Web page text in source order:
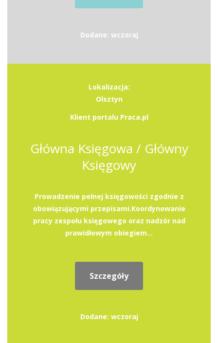
Dodane: wczoraj
Lokalizacja:
Olsztyn
Klient portalu Praca.pl
Główna Księgowa / Główny
Księgowy
Prowadzenie pełnej księgowości zgodnie z
obowiązującymi przepisami.Koordynowanie
pracy zespołu księgowego oraz nadzór nad
prawidłowym obiegiem...
Szczegóły
Dodane: wczoraj